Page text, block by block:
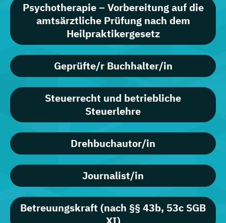
Psychotherapie – Vorbereitung auf die
amtsärztliche Prüfung nach dem
Heilpraktikergesetz
Geprüfte/r Buchhalter/in
Steuerrecht und betriebliche
Steuerlehre
Drehbuchautor/in
Journalist/in
Betreuungskraft (nach §§ 43b, 53c SGB